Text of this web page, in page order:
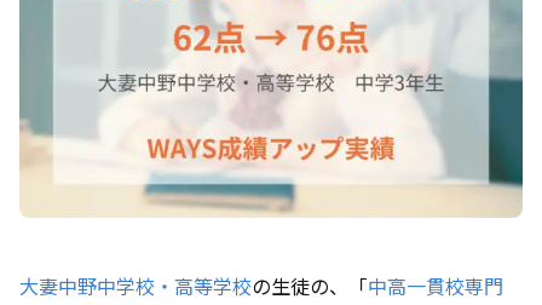
大妻中野中学校・高等学校の生徒の、「中高一貫校専門